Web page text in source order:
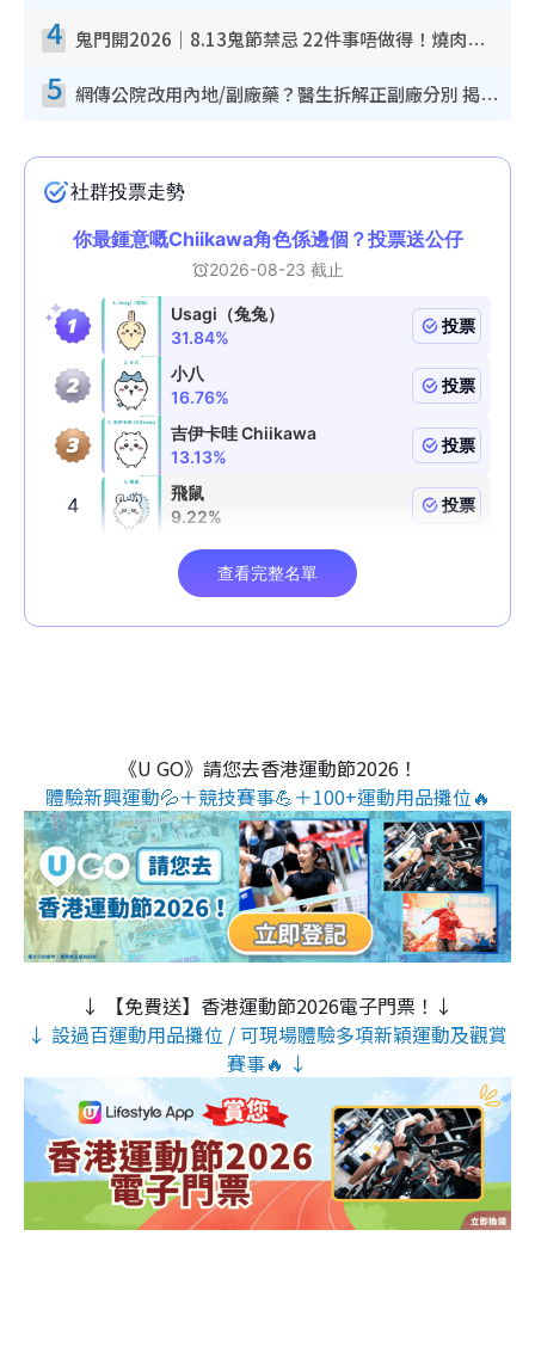
4 鬼門開2026｜8.13鬼節禁忌 22件事唔做得！燒肉、刺身要少食？半夜勿吹口哨/打呢個電話
5 網傳公院改用內地/副廠藥？醫生拆解正副廠分別 揭4類人換藥隨時出事
《U GO》請您去香港運動節2026！
體驗新興運動💦＋競技賽事💪＋100+運動用品攤位🔥
↓ 【免費送】香港運動節2026電子門票！↓
↓ 設過百運動用品攤位 / 可現場體驗多項新穎運動及觀賞
賽事🔥 ↓